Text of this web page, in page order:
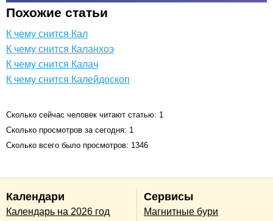
Похожие статьи
К чему снится Кал
К чему снится Каланхоэ
К чему снится Калач
К чему снится Калейдоскоп
Сколько сейчас человек читают статью: 1
Сколько просмотров за сегодня: 1
Сколько всего было просмотров: 1346
Календари
Календарь на 2026 год
Сервисы
Магнитные бури